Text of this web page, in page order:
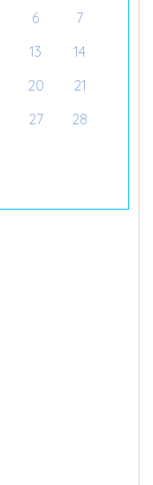
6
7
13
14
20
21
27
28